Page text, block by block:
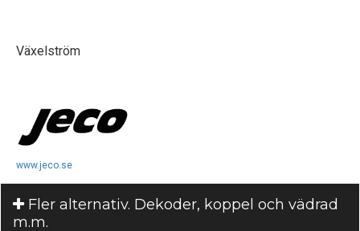
Växelström
www.jeco.se
Fler alternativ. Dekoder, koppel och vädrad
m.m.